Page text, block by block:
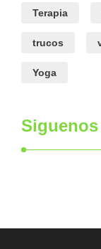
Terapia
trucos
Yoga